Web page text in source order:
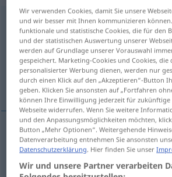
smake
Übersicht aller Übersetzungen
(Für mehr Details die Übersetzung
schmecken, kosten
schmecken smake
kosten smake
Wir verwenden Cookies, damit Sie unsere
und wir besser mit Ihnen kommunizieren
funktionale und statistische Cookies, die für den
und der statistischen Auswertung unserer
werden auf Grundlage unserer Vorauswahl
gespeichert. Marketing-Cookies und Cookies, die
personalisierter Werbung dienen, werden nur
durch einen Klick auf den „Akzeptieren“-Button
geben. Klicken Sie ansonsten auf „Fortfahren
können Ihre Einwilligung jederzeit für zukünftige
Webseite widerrufen. Wenn Sie weitere
und den Anpassungsmöglichkeiten möchten,
Button „Mehr Optionen“. Weitergehende
Datenverarbeitung entnehmen Sie ansonsten
Datenschutzerklärung. Hier finden Sie unser
Wir und unsere Partner verarbeiten